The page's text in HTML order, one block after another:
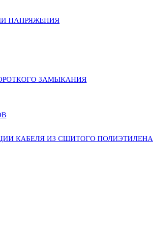
НАПРЯЖЕНИЯ
ЗАМЫКАНИЯ
КАБЕЛЯ ИЗ СШИТОГО ПОЛИЭТИЛЕНА